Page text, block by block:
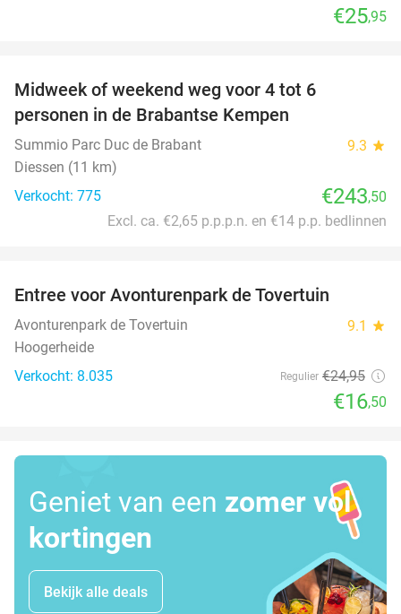
€25,95
Midweek of weekend weg voor 4 tot 6
personen in de Brabantse Kempen
Summio Parc Duc de Brabant 9.3 star
Diessen (11 km)
Verkocht: 775
€243,50
Excl. ca. €2,65 p.p.p.n. en €14 p.p. bedlinnen
Entree voor Avonturenpark de Tovertuin
Avonturenpark de Tovertuin 9.1 star
Hoogerheide
Verkocht: 8.035
Regulier €24,95
€16,50
Geniet van een zomer vol
kortingen
Bekijk alle deals